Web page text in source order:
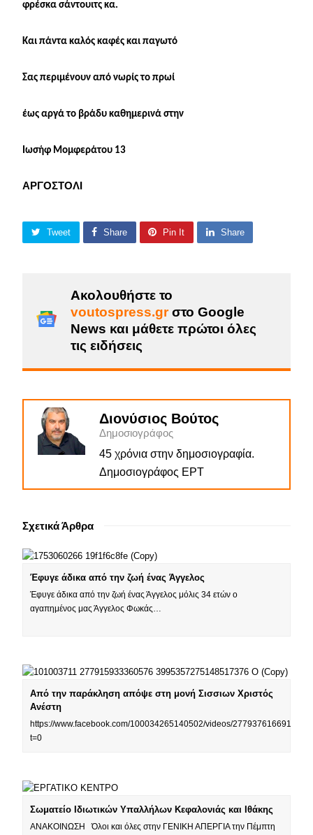
φρέσκα σάντουιτς κα.
Και πάντα καλός καφές και παγωτό
Σας περιμένουν από νωρίς το πρωί
έως αργά το βράδυ καθημερινά στην
Ιωσήφ Μομφεράτου 13
ΑΡΓΟΣΤΟΛΙ
Tweet Share Pin It Share
Ακολουθήστε το
voutospress.grστο Google
News και μάθετε πρώτοι όλες
τις ειδήσεις
Διονύσιος Βούτος
Δημοσιογράφος
45 χρόνια στην δημοσιογραφία.
Δημοσιογράφος ΕΡΤ
Σχετικά Άρθρα
Έφυγε άδικα από την ζωή ένας Άγγελος
Έφυγε άδικα από την ζωή ένας Άγγελος μόλις 34 ετών ο
αγαπημένος μας Άγγελος Φωκάς…
Από την παράκληση απόψε στη μονή Σισσιων Χριστός
Ανέστη
https://www.facebook.com/100034265140502/videos/277937616691741/?
t=0
Σωματείο Ιδιωτικών Υπαλλήλων Κεφαλονιάς και Ιθάκης
ΑΝΑΚΟΙΝΩΣΗ Όλοι και όλες στην ΓΕΝΙΚΗ ΑΠΕΡΓΙΑ την Πέμπτη